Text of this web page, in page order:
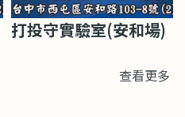
打投守實驗室(安和場)
查看更多